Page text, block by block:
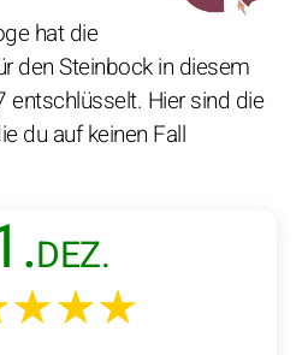
hat die
den Steinbock in diesem
Hier sind die
du auf keinen Fall
DEZ.